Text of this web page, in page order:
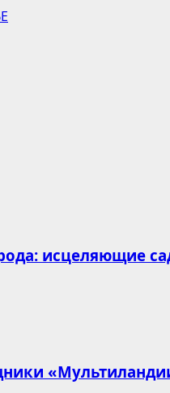
исцеляющие